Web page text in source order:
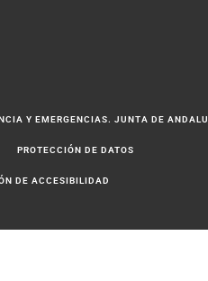
Y EMERGENCIAS. JUNTA DE
PROTECCIÓN DE DATOS
DE ACCESIBILIDAD